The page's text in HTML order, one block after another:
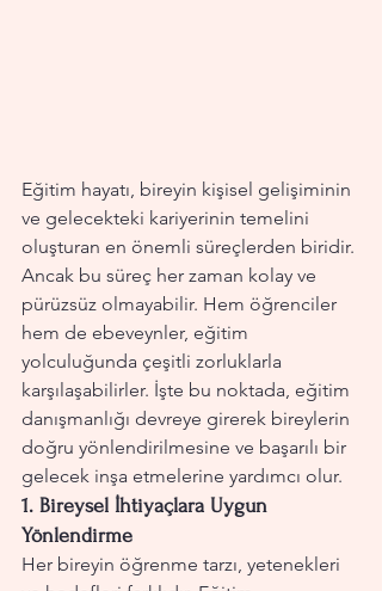
Eğitim hayatı, bireyin kişisel gelişiminin
ve gelecekteki kariyerinin temelini
oluşturan en önemli süreçlerden biridir.
Ancak bu süreç her zaman kolay ve
pürüzsüz olmayabilir. Hem öğrenciler
hem de ebeveynler, eğitim
yolculuğunda çeşitli zorluklarla
karşılaşabilirler. İşte bu noktada, eğitim
danışmanlığı devreye girerek bireylerin
doğru yönlendirilmesine ve başarılı bir
gelecek inşa etmelerine yardımcı olur.
1. Bireysel İhtiyaçlara Uygun
Yönlendirme
Her bireyin öğrenme tarzı, yetenekleri